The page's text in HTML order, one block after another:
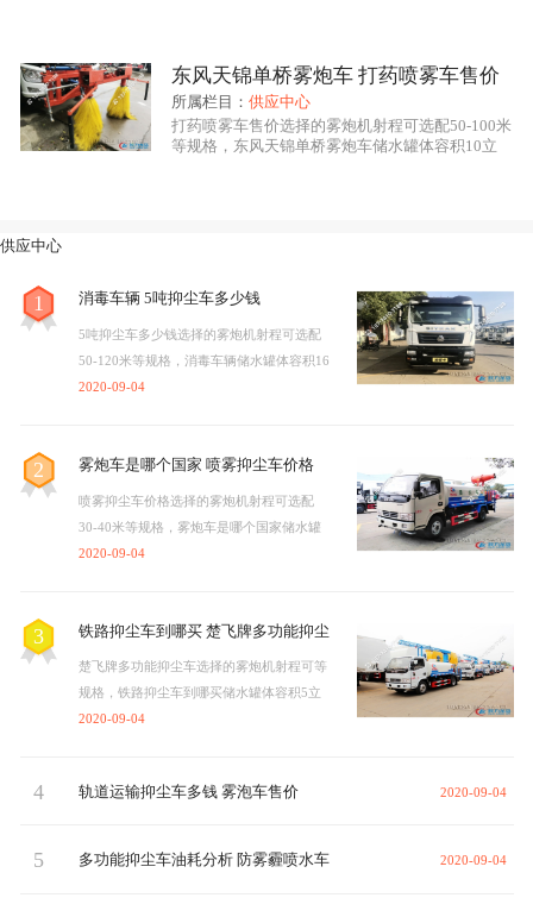
多功能抑尘车主要结构是在行走底盘机构上加装大容积
水罐、**远程雾炮机组系统、发电机组系统、低压冲洗
而成，其性能在国内处于**水平。
该车辆型号CLW5160TDYD5，雾炮喷雾作业可远
程遥控操作，抑尘喷洒车的价位底盘采用东风原厂
底盘，底盘型号EQ1160GD5DJ，底盘发动机康
东风天锦单桥雾炮车 打药喷雾车售价
所属栏目：供应中心
打药喷雾车售价选择的雾炮机射程可选配50-100米
等规格，东风天锦单桥雾炮车储水罐体容积10立
供应中心
1 消毒车辆 5吨抑尘车多少钱
5吨抑尘车多少钱选择的雾炮机射程可选配
50-120米等规格，消毒车辆储水罐体容积16
立方，雾炮车具有洒水车的全部功能：前
2020-09-04
2 雾炮车是哪个国家 喷雾抑尘车价格
喷雾抑尘车价格选择的雾炮机射程可选配
30-40米等规格，雾炮车是哪个国家储水罐
体容积5立方，雾炮车具有洒水车的全部功
2020-09-04
3
铁路抑尘车到哪买 楚飞牌多功能抑尘
车
楚飞牌多功能抑尘车选择的雾炮机射程可等
规格，铁路抑尘车到哪买储水罐体容积5立
方，雾炮车具有洒水车的全部功能：前冲、
2020-09-04
4 2020-09-04
轨道运输抑尘车多钱 雾泡车售价
5 2020-09-04
多功能抑尘车油耗分析 防雾霾喷水车